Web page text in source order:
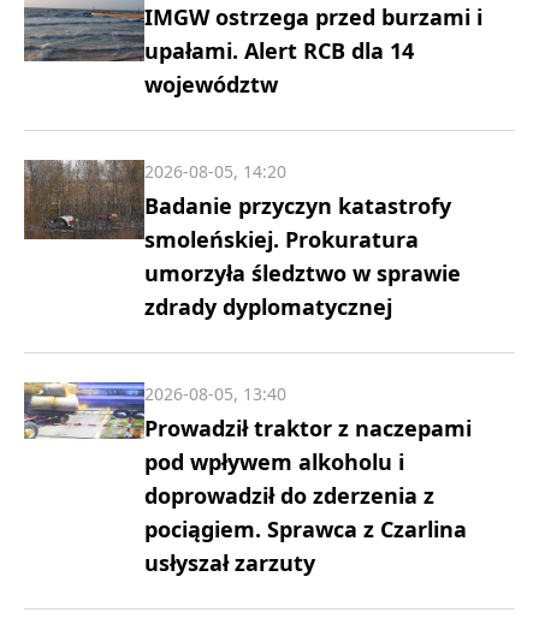
IMGW ostrzega przed burzami i
upałami. Alert RCB dla 14
województw
Badanie przyczyn katastrofy
smoleńskiej. Prokuratura
umorzyła śledztwo w sprawie
zdrady dyplomatycznej
2026-08-05, 14:20
Prowadził traktor z naczepami
pod wpływem alkoholu i
doprowadził do zderzenia z
pociągiem. Sprawca z Czarlina
usłyszał zarzuty
2026-08-05, 13:40